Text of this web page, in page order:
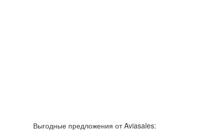
Выгодные предложения от Aviasales: